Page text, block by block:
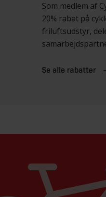
Som medlem af
20% rabat på
friluftsudstyr,
Se alle rabatter